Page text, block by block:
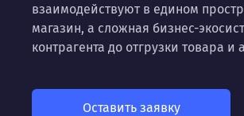
взаимодействуют в едином
магазин, а сложная бизнес-
контрагента до отгрузки товара и
Оставить заявку